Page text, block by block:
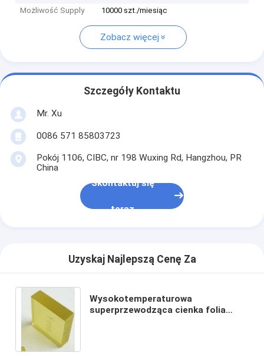
Możliwość Supply 10000 szt./miesiąc
Zobacz więcej
Szczegóły Kontaktu
Mr. Xu
0086 571 85803723
Pokój 1106, CIBC, nr 198 Wuxing Rd, Hangzhou, PR
China
Skontaktuj się
teraz
Uzyskaj Najlepszą Cenę Za
Wysokotemperaturowa
superprzewodząca cienka folia